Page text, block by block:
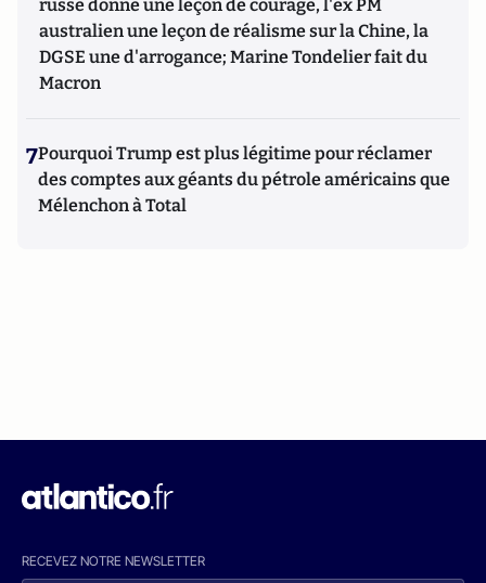
russe donne une leçon de courage, l'ex PM
australien une leçon de réalisme sur la Chine, la
DGSE une d'arrogance; Marine Tondelier fait du
Macron
7Pourquoi Trump est plus légitime pour réclamer
des comptes aux géants du pétrole américains que
Mélenchon à Total
RECEVEZ NOTRE NEWSLETTER